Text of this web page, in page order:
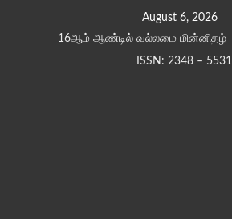
August 6, 2026
16ஆம் ஆண்டில் வல்லமை மின்னிதழ்
ISSN: 2348 – 5531